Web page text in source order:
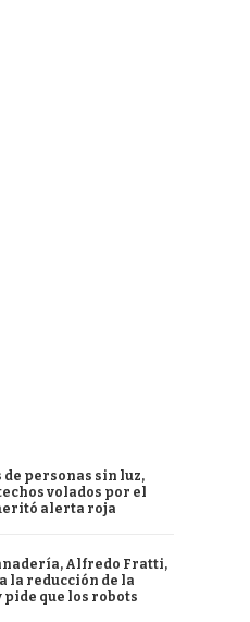
personas sin luz,
volados por el
alerta roja
Alfredo Fratti,
la reducción de la
que los robots